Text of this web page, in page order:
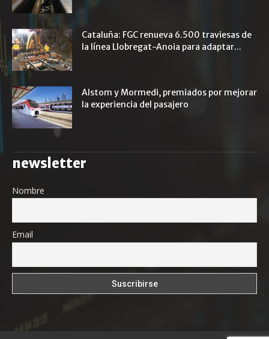
Cataluña: FGC renueva 6.500 traviesas de
la línea Llobregat-Anoia para adaptar...
Alstom y Mormedi, premiados por mejorar
la experiencia del pasajero
newsletter
Nombre
Email